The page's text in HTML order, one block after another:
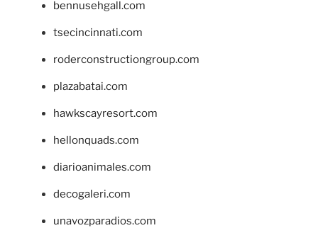
bennusehgall.com
tsecincinnati.com
roderconstructiongroup.com
plazabatai.com
hawkscayresort.com
hellonquads.com
diarioanimales.com
decogaleri.com
unavozparadios.com